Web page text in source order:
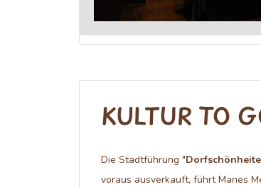
KULTUR TO
Die Stadtführung "
voraus ausverkauft, führt Manes